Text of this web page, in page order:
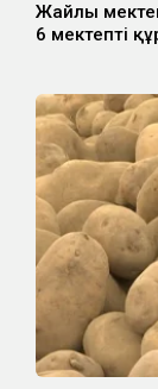
Жайлы
6 мектептің